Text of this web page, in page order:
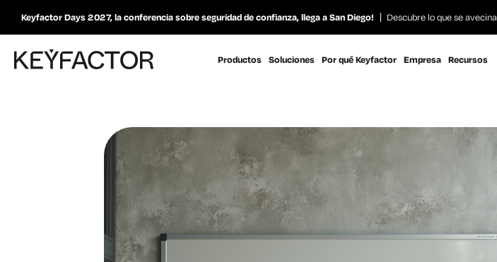
Keyfactor Days 2027, la conferencia sobre seguridad de confianza, llega a San Diego! Descubre lo que se avecina
Productos Soluciones Por qué Keyfactor Empresa Recursos